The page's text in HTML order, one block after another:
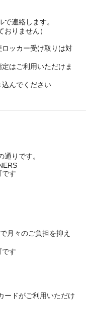
連絡します。
おりません）
ッカー受け取りは対
はご利用いただけま
んでください
りです。
です
月々のご負担を抑え
です
ードがご利用いただけ